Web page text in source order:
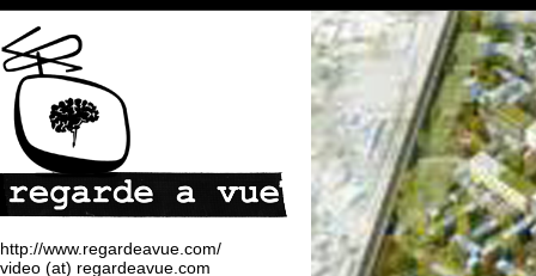
http://www.regardeavue.com/
video (at) regardeavue.com